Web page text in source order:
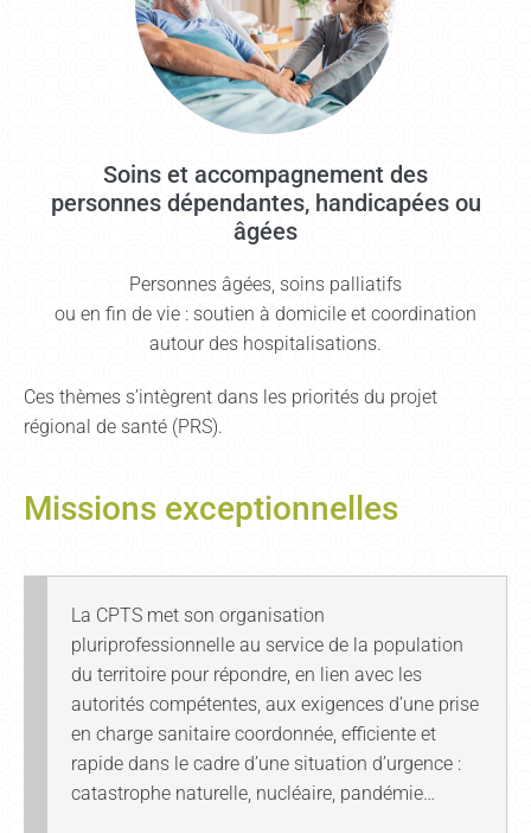
Soins et accompagnement des
personnes dépendantes, handicapées ou
âgées
Personnes âgées, soins palliatifs
ou en fin de vie : soutien à domicile et coordination
autour des hospitalisations.
Ces thèmes s’intègrent dans les priorités du projet
régional de santé (PRS).
Missions exceptionnelles
La CPTS met son organisation
pluriprofessionnelle au service de la population
du territoire pour répondre, en lien avec les
autorités compétentes, aux exigences d’une prise
en charge sanitaire coordonnée, efficiente et
rapide dans le cadre d’une situation d’urgence :
catastrophe naturelle, nucléaire, pandémie…